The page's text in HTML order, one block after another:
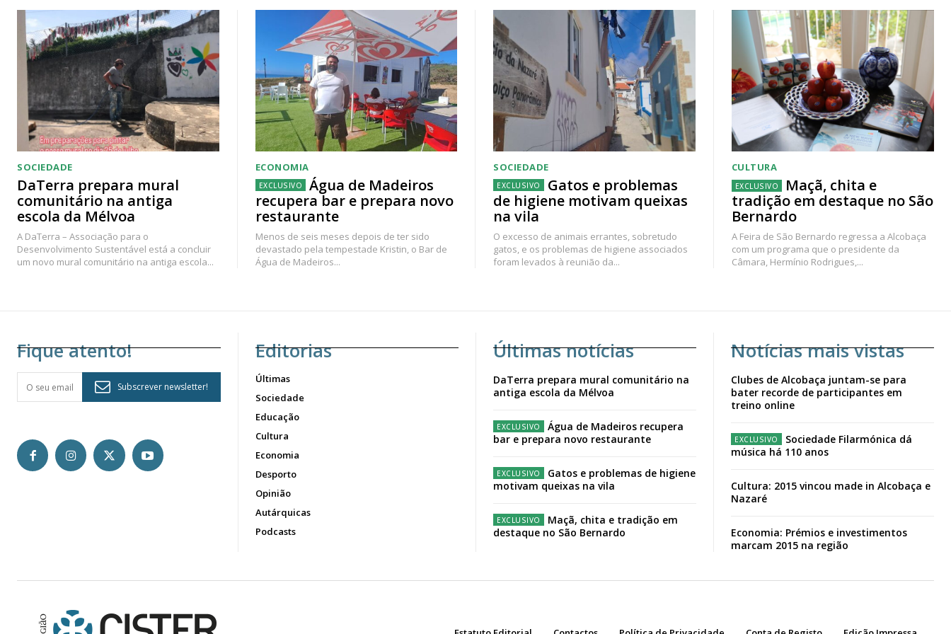
SOCIEDADE
DaTerra prepara mural
comunitário na antiga
escola da Mélvoa
A DaTerra – Associação para o
Desenvolvimento Sustentável está a concluir
um novo mural comunitário na antiga escola...
ECONOMIA
Água de Madeiros
recupera bar e prepara novo
restaurante
Menos de seis meses depois de ter sido
devastado pela tempestade Kristin, o Bar de
Água de Madeiros...
SOCIEDADE
Gatos e problemas
de higiene motivam queixas
na vila
O excesso de animais errantes, sobretudo
gatos, e os problemas de higiene associados
foram levados à reunião da...
CULTURA
Maçã, chita e
tradição em destaque no São
Bernardo
A Feira de São Bernardo regressa a Alcobaça
com um programa que o presidente da
Câmara, Hermínio Rodrigues,...
Fique atento!
Subscrever newsletter!
Editorias
Últimas
Sociedade
Educação
Cultura
Economia
Desporto
Opinião
Autárquicas
Podcasts
Últimas notícias
DaTerra prepara mural comunitário na
antiga escola da Mélvoa
Água de Madeiros recupera
bar e prepara novo restaurante
Gatos e problemas de higiene
motivam queixas na vila
Maçã, chita e tradição em
destaque no São Bernardo
Notícias mais vistas
Clubes de Alcobaça juntam-se para
bater recorde de participantes em
treino online
Sociedade Filarmónica dá
música há 110 anos
Cultura: 2015 vincou made in Alcobaça e
Nazaré
Economia: Prémios e investimentos
marcam 2015 na região